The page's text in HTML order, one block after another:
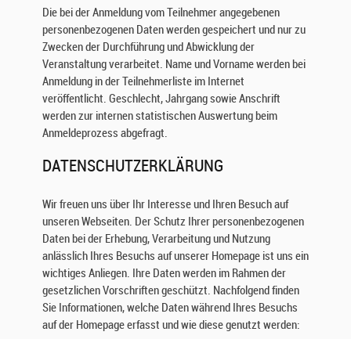
Die bei der Anmeldung vom Teilnehmer angegebenen
personenbezogenen Daten werden gespeichert und nur zu
Zwecken der Durchführung und Abwicklung der
Veranstaltung verarbeitet. Name und Vorname werden bei
Anmeldung in der Teilnehmerliste im Internet
veröffentlicht. Geschlecht, Jahrgang sowie Anschrift
werden zur internen statistischen Auswertung beim
Anmeldeprozess abgefragt.
DATENSCHUTZERKLÄRUNG
Wir freuen uns über Ihr Interesse und Ihren Besuch auf
unseren Webseiten. Der Schutz Ihrer personenbezogenen
Daten bei der Erhebung, Verarbeitung und Nutzung
anlässlich Ihres Besuchs auf unserer Homepage ist uns ein
wichtiges Anliegen. Ihre Daten werden im Rahmen der
gesetzlichen Vorschriften geschützt. Nachfolgend finden
Sie Informationen, welche Daten während Ihres Besuchs
auf der Homepage erfasst und wie diese genutzt werden:
i
h
t
i
g
e
s
A
l
e
g
e
n
.
h